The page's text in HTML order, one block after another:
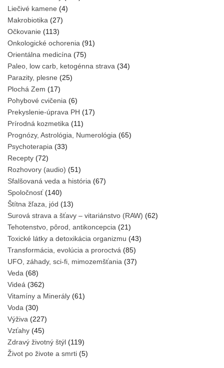
Liečivé kamene (4)
Makrobiotika (27)
Očkovanie (113)
Onkologické ochorenia (91)
Orientálna medicína (75)
Paleo, low carb, ketogénna strava (34)
Parazity, plesne (25)
Plochá Zem (17)
Pohybové cvičenia (6)
Prekyslenie-úprava PH (17)
Prírodná kozmetika (11)
Prognózy, Astrológia, Numerológia (65)
Psychoterapia (33)
Recepty (72)
Rozhovory (audio) (51)
Sfalšovaná veda a história (67)
Spoločnosť(140)
Štítna žľaza, jód (13)
Surová strava a šťavy – vitariánstvo (RAW) (62)
Tehotenstvo, pôrod, antikoncepcia (21)
Toxické látky a detoxikácia organizmu (43)
Transformácia, evolúcia a proroctvá (85)
UFO, záhady, sci-fi, mimozemšťania (37)
Veda (68)
Videá (362)
Vitamíny a Minerály (61)
Voda (30)
Výživa (227)
Vzťahy (45)
Zdravý životný štýl (119)
Život po živote a smrti (5)